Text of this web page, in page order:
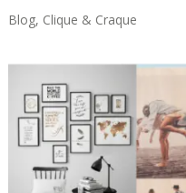
Blog, Clique & Craque
Minimaliste,
Originale
Tendance